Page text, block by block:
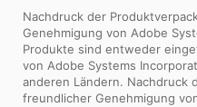
Nachdruck der
Genehmigung von Adobe
Produkte sind entweder
von Adobe Systems
anderen Ländern. Nachdruck
freundlicher Genehmigung